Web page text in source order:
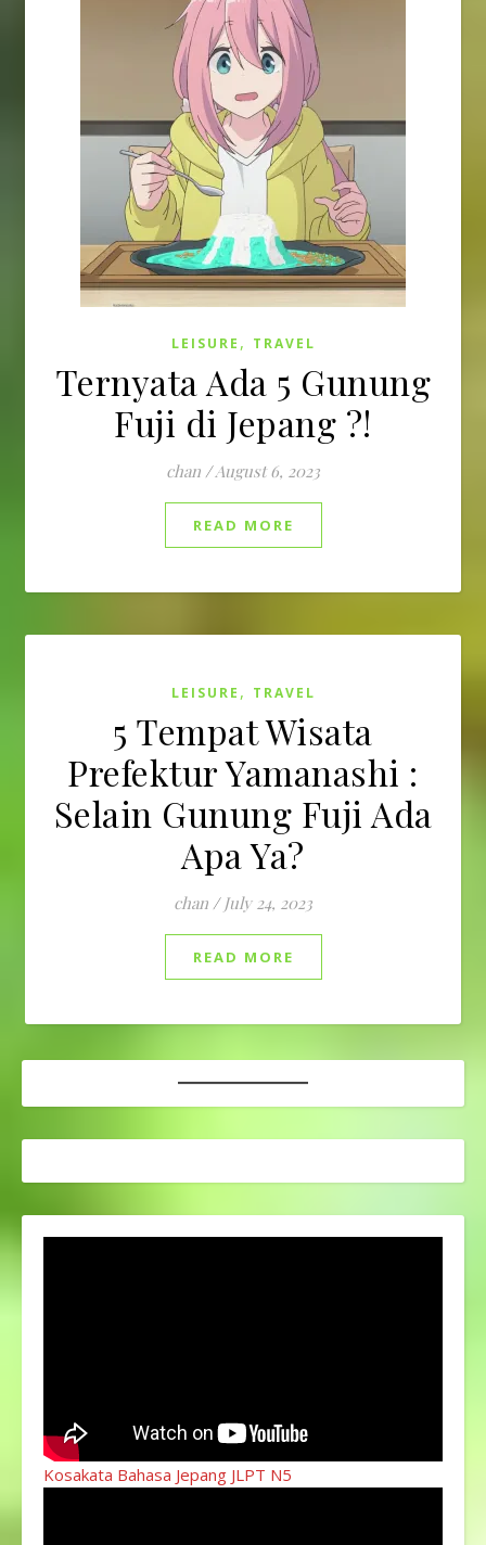
LEISURE , TRAVEL
Ternyata Ada 5 Gunung
Fuji di Jepang ?!
chan /August 6, 2023
READ MORE
LEISURE , TRAVEL
5 Tempat Wisata
Prefektur Yamanashi :
Selain Gunung Fuji Ada
Apa Ya?
chan / July 24, 2023
READ MORE
Kosakata Bahasa Jepang JLPT N5